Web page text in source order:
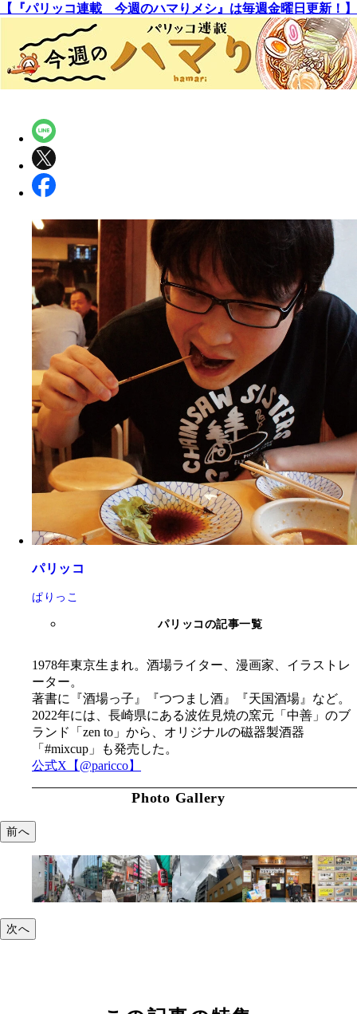
【『パリッコ連載 今週のハマりメシ』は毎週金曜日更新！】
パリッコ
ぱりっこ
パリッコの記事一覧
1978年東京生まれ。酒場ライター、漫画家、イラストレ
ーター。
著書に『酒場っ子』『つつまし酒』『天国酒場』など。
2022年には、長崎県にある波佐見焼の窯元「中善」のブ
ランド「zen to」から、オリジナルの磁器製酒器
「#mixcup」も発売した。
公式X【@paricco】
Photo Gallery
前へ
次へ